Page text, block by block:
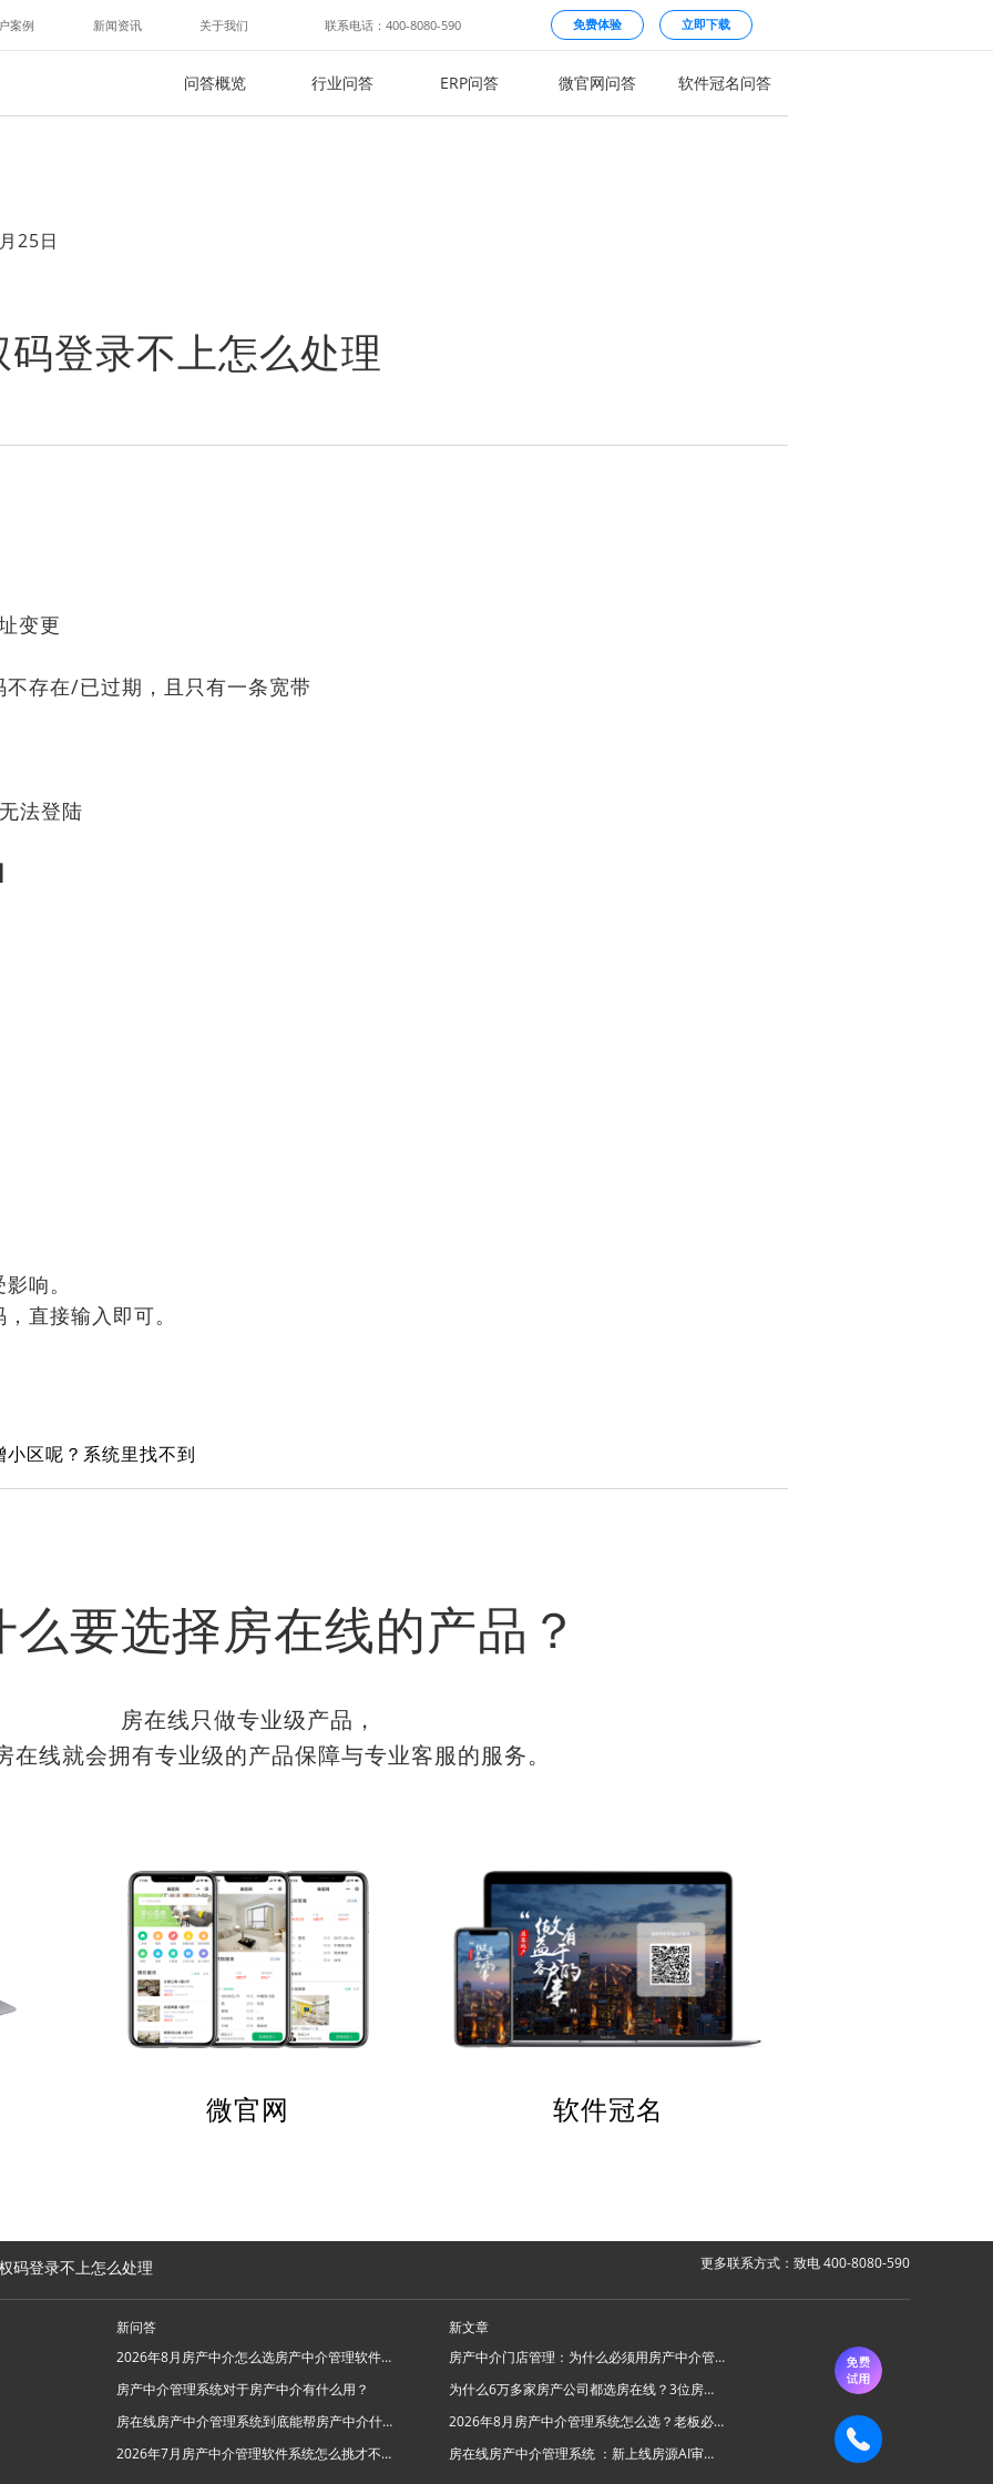
案例 新闻资讯 关于我们 联系电话：400-8080-590 免费体验 立即下载
问答概览 行业问答 ERP问答 微官网问答 软件冠名问答
25日
登录不上怎么处理
变更
存在/已过期，且只有一条宽带
法登陆
响。
直接输入即可。
区呢？系统里找不到
么要选择房在线的产品？
房在线只做专业级产品，
在线就会拥有专业级的产品保障与专业客服的服务。
微官网 软件冠名
码登录不上怎么处理 更多联系方式：致电 400-8080-590
新问答
2026年8月房产中介怎么选房产中介管理软件系统？
房产中介管理系统对于房产中介有什么用？
房在线房产中介管理系统到底能帮房产中介什么忙？
2026年7月房产中介管理软件系统怎么挑才不踩坑？
新文章
房产中介门店管理：为什么必须用房产中介管理系统？
为什么6万多家房产公司都选房在线？3位房产中介老板的真实心声
2026年8月房产中介管理系统怎么选？老板必看的“避坑六步法”
房在线房产中介管理系统 ：新上线房源AI审批功能